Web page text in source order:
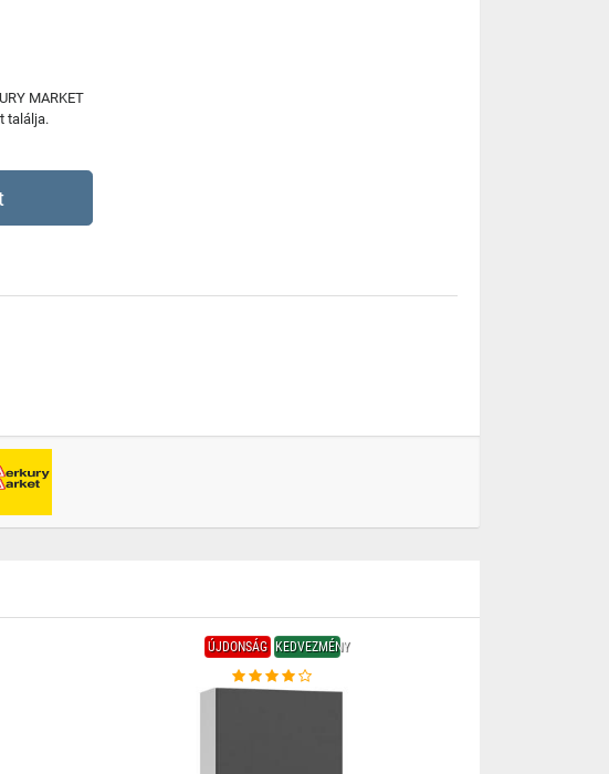
MARKET
találja.
ÚJDONSÁG KEDVEZMÉNY